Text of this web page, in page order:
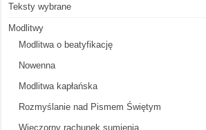
Teksty wybrane
Modlitwy
Modlitwa o beatyfikację
Nowenna
Modlitwa kapłańska
Rozmyślanie nad Pismem Świętym
Wieczorny rachunek sumienia